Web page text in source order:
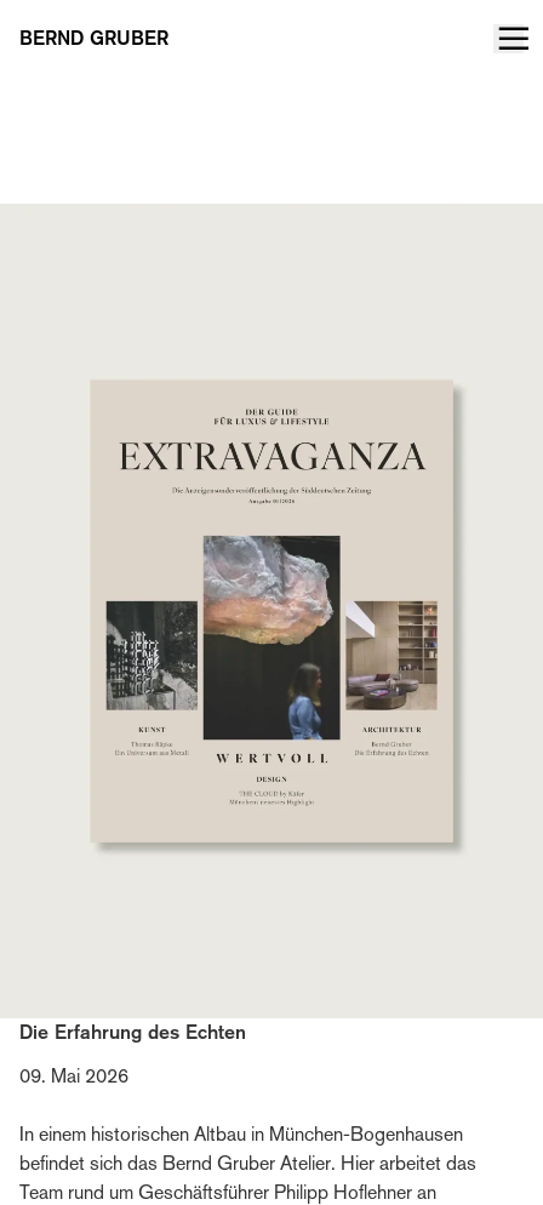
BERND GRUBER
Die Erfahrung des Echten
09. Mai 2026
In einem historischen Altbau in München-Bogenhausen
befindet sich das Bernd Gruber Atelier. Hier arbeitet das
Team rund um Geschäftsführer Philipp Hoflehner an